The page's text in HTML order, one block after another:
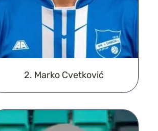
2. Marko Cvetković